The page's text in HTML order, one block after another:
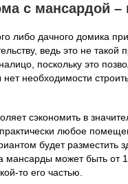
с мансардой
либо дачного домика
ведь это не
поскольку это
необходимости
сэкономить в
любое
будет разместить
может быть от
то его частью.